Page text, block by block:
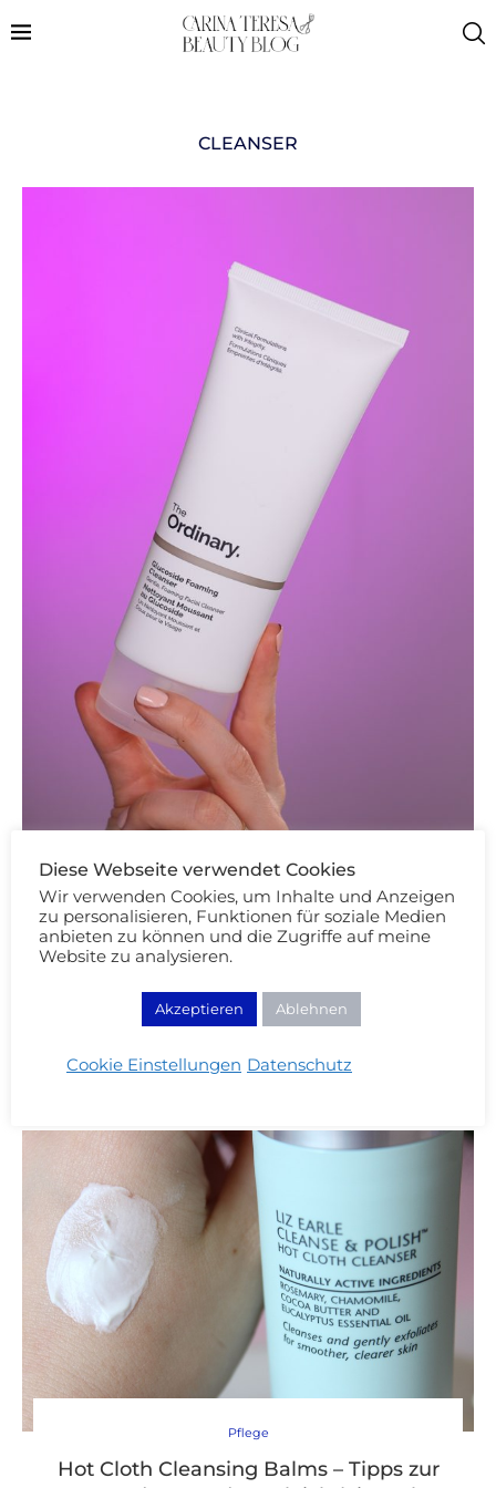
CLEANSER
Pflege
The Ordinary Glucoside Foaming
Cleanser Review
06/04/2023
WEITERLESEN
Pflege
Hot Cloth Cleansing Balms – Tipps zur
Diese Webseite verwendet Cookies
Wir verwenden Cookies, um Inhalte und Anzeigen
zu personalisieren, Funktionen für soziale Medien
anbieten zu können und die Zugriffe auf meine
Website zu analysieren.
Akzeptieren Ablehnen
Cookie Einstellungen Datenschutz